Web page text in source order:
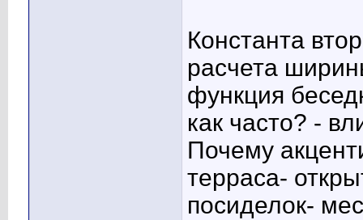
Константа
расчета
функция
как часто? -
Почему
терраса-
посиделок-